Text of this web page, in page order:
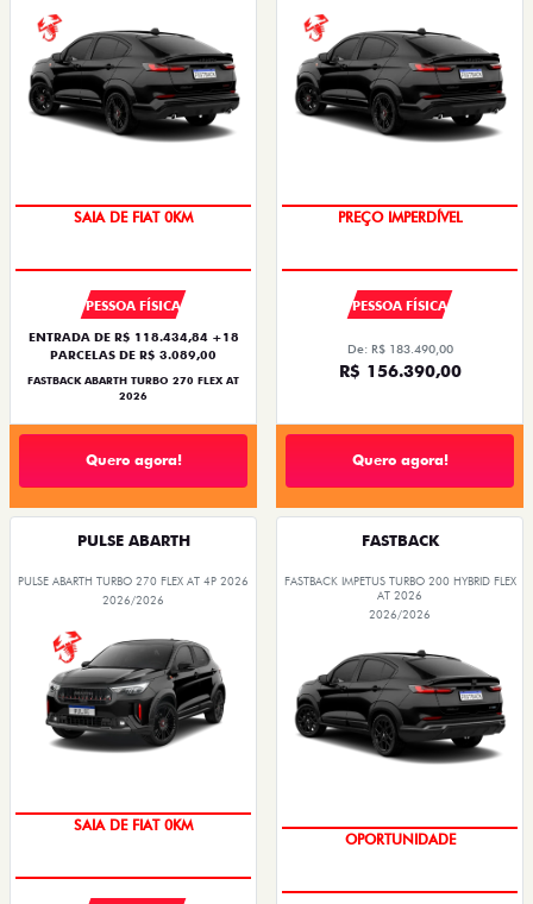
PREÇO IMPERDÍVEL
PESSOA FÍSICA
ENTRADA DE R$ 118.434,84 +18
PARCELAS DE R$ 3.089,00
FASTBACK ABARTH TURBO 270 FLEX AT
2026
Quero agora!
SAIA DE FIAT 0KM
PESSOA FÍSICA
De: R$ 183.490,00
R$ 156.390,00
Quero agora!
PULSE ABARTH
PULSE ABARTH TURBO 270 FLEX AT 4P 2026
2026/2026
OPORTUNIDADE
FASTBACK
FASTBACK IMPETUS TURBO 200 HYBRID FLEX
AT 2026
2026/2026
PREÇO IMPERDÍVEL